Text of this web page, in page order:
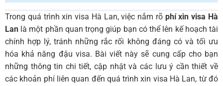
Trong quá trình xin visa Hà Lan, việc nắm rõ phí xin visa Hà
Lan là một phần quan trọng giúp bạn có thể lên kế hoạch tài
chính hợp lý, tránh những rắc rối không đáng có và tối ưu
hóa khả năng đậu visa. Bài viết này sẽ cung cấp cho bạn
những thông tin chi tiết, cập nhật và các lưu ý cần thiết về
các khoản phí liên quan đến quá trình xin visa Hà Lan, từ đó